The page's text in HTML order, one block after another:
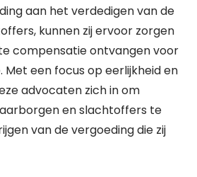
aan het verdedigen van de
kunnen zij ervoor zorgen
compensatie ontvangen voor
Met een focus op eerlijkheid en
advocaten zich in om
en slachtoffers te
van de vergoeding die zij